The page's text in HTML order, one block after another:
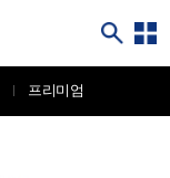
프리미엄